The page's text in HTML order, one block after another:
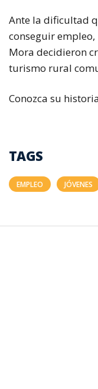
Ante la dificultad
conseguir
Mora decidieron
turismo rural
Conozca su
TAGS
EMPLEO JÓVENES